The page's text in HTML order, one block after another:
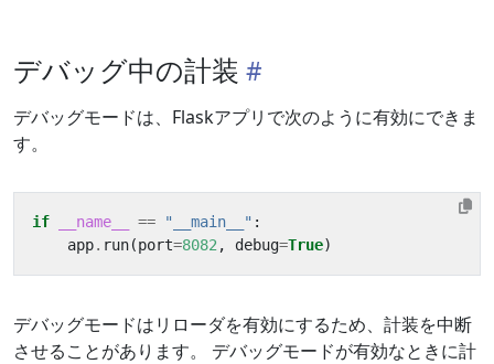
デバッグ中の計装
デバッグモードは、Flaskアプリで次のように有効にできま
す。
if __name__ == "__main__" :
app. run(port=8082 , debug=True)
デバッグモードはリローダを有効にするため、計装を中断
させることがあります。 デバッグモードが有効なときに計